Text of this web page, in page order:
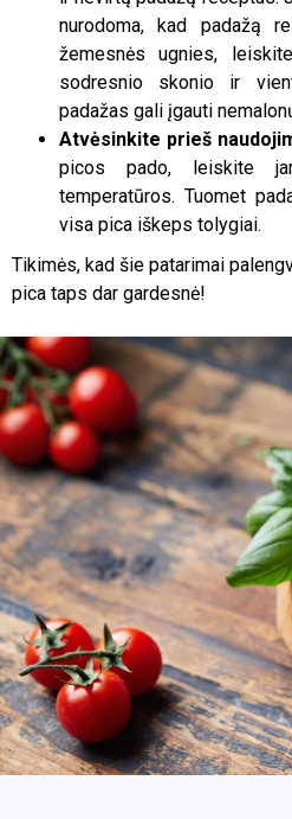
nurodoma, kad padažą
žemesnės ugnies,
sodresnio skonio ir
padažas gali įgauti
Atvėsinkite prieš
picos pado, leiskite
temperatūros. Tuomet
visa pica iškeps tolygiai.
Tikimės, kad šie patarimai
pica taps dar gardesnė!